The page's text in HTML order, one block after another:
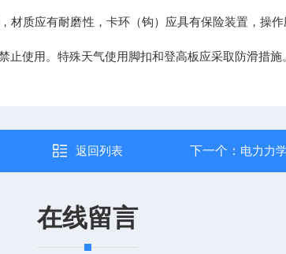
材质应有耐磨性，卡环（钩）应具有保险装置，操
使用。特殊天气使用脚扣和登高板应采取防滑措施
返回列表 下一个： 电力力
在线留言